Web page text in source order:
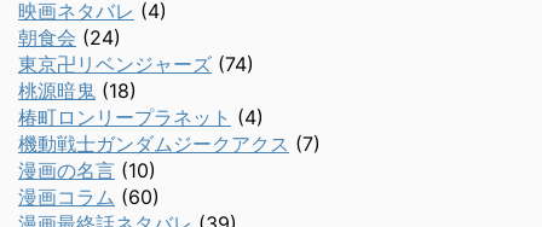
映画ネタバレ (4)
朝食会 (24)
東京卍リベンジャーズ (74)
桃源暗鬼 (18)
椿町ロンリープラネット (4)
機動戦士ガンダムジークアクス (7)
漫画の名言 (10)
漫画コラム (60)